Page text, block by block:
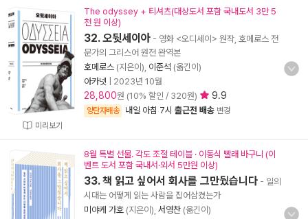
미리보기
The odyssey + 티셔츠(대상도서 포함 국내도서 3만 5
천 원 이상)
32. 오뒷세이아 - 영화 <오디세이> 원작, 호메로스 전
문가의 그리스어 원전 완역본
호메로스 (지은이), 이준석 (옮긴이)
아카넷
2023년 10월
28,800원 (10% 할인 / 320원) 9.9
양탄자배송 내일 아침 7시 출근전 배송 변경
8월 특별 선물. 각도 조절 테이블 · 이동식 빨래 바구니 (이
벤트 도서 포함 국내서·외서 5만원 이상)
33. 책 읽고 싶어서 회사를 그만뒀습니다 - 일의
시대는 어떻게 읽는 사람을 집어삼켰는가
미야케 가호 (지은이), 서영찬 (옮긴이)